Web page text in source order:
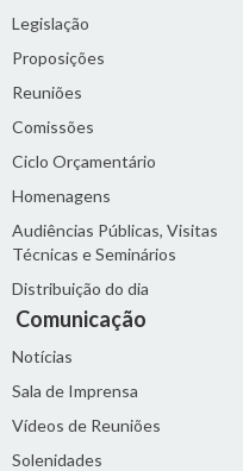
Legislação
Proposições
Reuniões
Comissões
Ciclo Orçamentário
Homenagens
Audiências Públicas, Visitas
Técnicas e Seminários
Distribuição do dia
Comunicação
Notícias
Sala de Imprensa
Vídeos de Reuniões
Solenidades